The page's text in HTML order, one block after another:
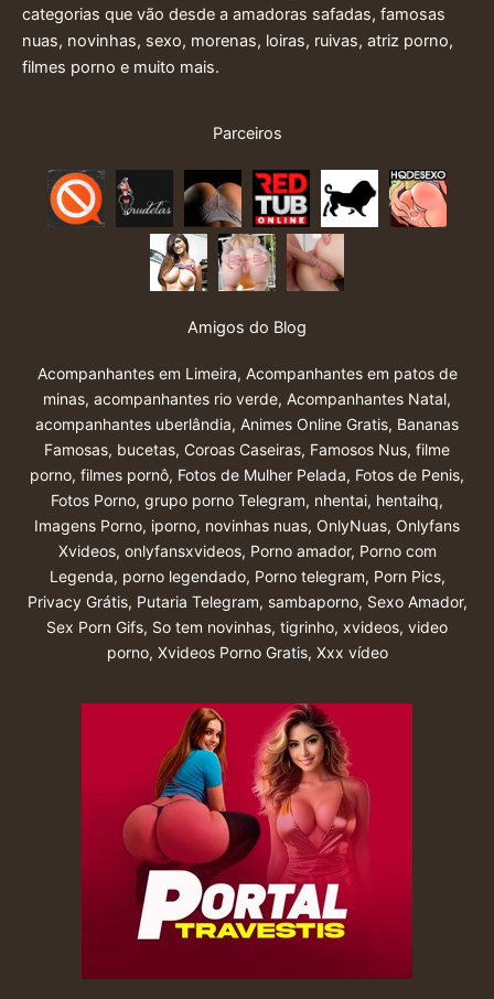
categorias que vão desde a amadoras safadas, famosas
nuas, novinhas, sexo, morenas, loiras, ruivas, atriz porno,
filmes porno e muito mais.
Parceiros
Amigos do Blog
Acompanhantes em Limeira, Acompanhantes em patos de
minas, acompanhantes rio verde, Acompanhantes Natal,
acompanhantes uberlândia, Animes Online Gratis, Bananas
Famosas, bucetas, Coroas Caseiras, Famosos Nus, filme
porno, filmes pornô, Fotos de Mulher Pelada, Fotos de Penis,
Fotos Porno, grupo porno Telegram, nhentai, hentaihq,
Imagens Porno, iporno, novinhas nuas, OnlyNuas, Onlyfans
Xvideos, onlyfansxvideos, Porno amador, Porno com
Legenda, porno legendado, Porno telegram, Porn Pics,
Privacy Grátis, Putaria Telegram, sambaporno, Sexo Amador,
Sex Porn Gifs, So tem novinhas, tigrinho, xvideos, video
porno, Xvideos Porno Gratis, Xxx vídeo